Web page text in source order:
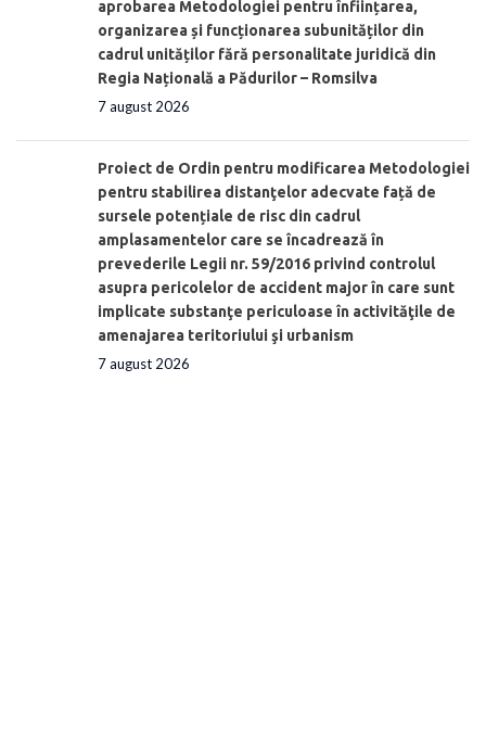
aprobarea Metodologiei pentru înființarea,
organizarea și funcționarea subunităților din
cadrul unităților fără personalitate juridică din
Regia Națională a Pădurilor – Romsilva
7 august 2026
Proiect de Ordin pentru modificarea Metodologiei
pentru stabilirea distanţelor adecvate față de
sursele potențiale de risc din cadrul
amplasamentelor care se încadrează în
prevederile Legii nr. 59/2016 privind controlul
asupra pericolelor de accident major în care sunt
implicate substanţe periculoase în activităţile de
amenajarea teritoriului şi urbanism
7 august 2026